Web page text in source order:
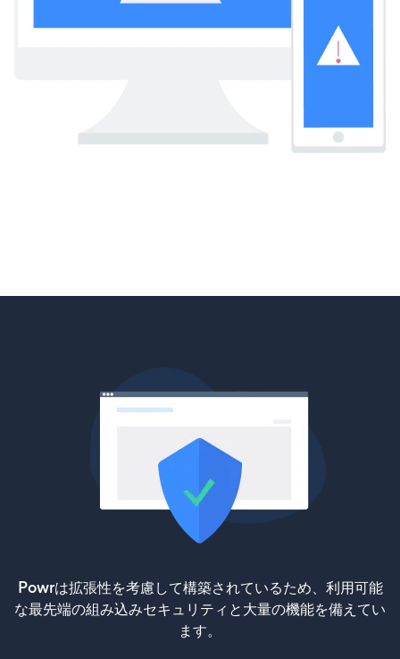
Powrは拡張性を考慮して構築されているため、利用可能
な最先端の組み込みセキュリティと大量の機能を備えてい
ます。